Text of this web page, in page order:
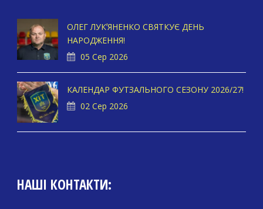
ОЛЕГ ЛУКʼЯНЕНКО СВЯТКУЄ ДЕНЬ
НАРОДЖЕННЯ!
05 Сер 2026
КАЛЕНДАР ФУТЗАЛЬНОГО СЕЗОНУ 2026/27!
02 Сер 2026
НАШІ КОНТАКТИ: